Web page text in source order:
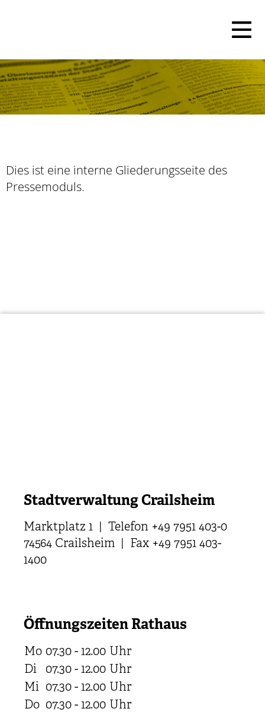
Dies ist eine interne Gliederungsseite des
Pressemoduls.
Stadtverwaltung Crailsheim
Marktplatz 1 | Telefon +49 7951 403-0
74564 Crailsheim | Fax +49 7951 403-
1400
Öffnungszeiten Rathaus
Mo 07.30 - 12.00 Uhr
Di
07.30 - 12.00 Uhr
Mi 07.30 - 12.00 Uhr
Do 07.30 - 12.00 Uhr